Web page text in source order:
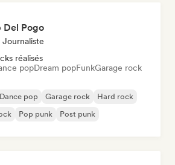
Del Pogo
réalisés
popDream popFunkGarage rock
Dance pop Garage rock
Hard rock
Pop punk Post punk